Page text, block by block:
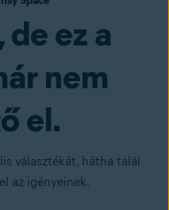
ez a
nem
el.
választékát, hátha talál
az igényeinek.